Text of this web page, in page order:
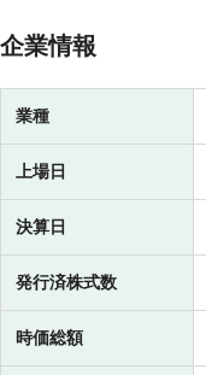
企業情報
業種
上場日
決算日
発行済株式数
時価総額